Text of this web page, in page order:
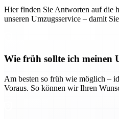
Hier finden Sie Antworten auf die
unseren Umzugsservice – damit
Wie früh sollte ich meinen
Am besten so früh wie möglich –
Voraus. So können wir Ihren